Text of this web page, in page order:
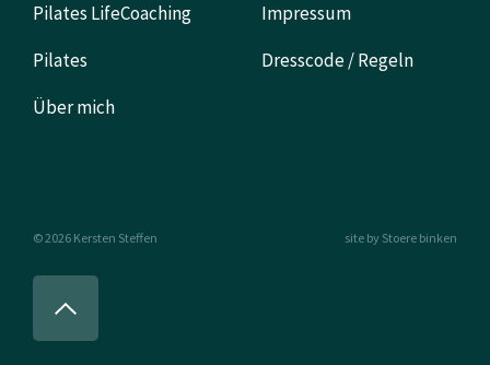
Pilates LifeCoaching
Pilates
Über mich
Impressum
Dresscode / Regeln
© 2026 Kersten Steffen site by Stoere binken